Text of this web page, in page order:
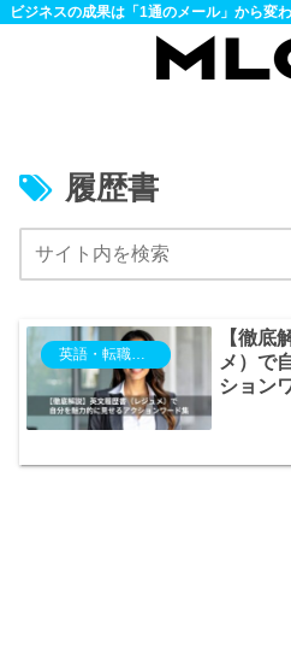
ビジネスの成果は「1通のメール」から変
履歴書
英語・転職・退職・異動
【徹底
メ）で
ション